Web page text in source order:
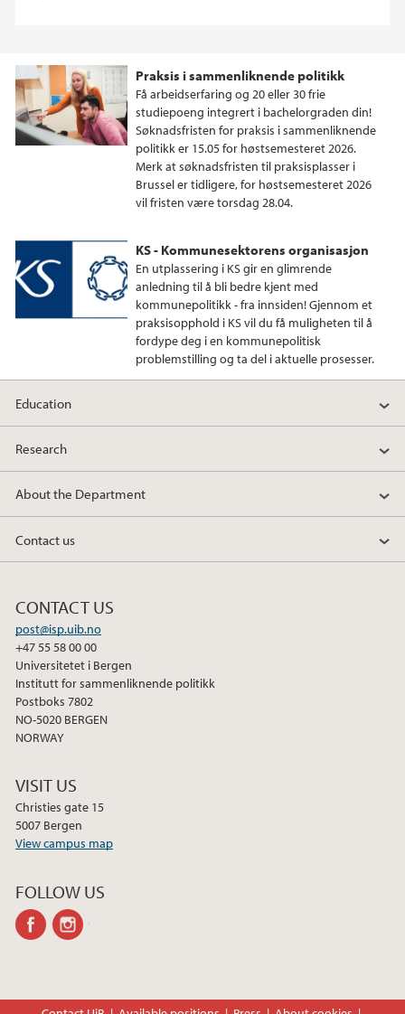
Praksis i sammenliknende politikk
Få arbeidserfaring og 20 eller 30 frie
studiepoeng integrert i bachelorgraden din!
Søknadsfristen for praksis i sammenliknende
politikk er 15.05 for høstsemesteret 2026.
Merk at søknadsfristen til praksisplasser i
Brussel er tidligere, for høstsemesteret 2026
vil fristen være torsdag 28.04.
KS - Kommunesektorens organisasjon
En utplassering i KS gir en glimrende
anledning til å bli bedre kjent med
kommunepolitikk - fra innsiden! Gjennom et
praksisopphold i KS vil du få muligheten til å
fordype deg i en kommunepolitisk
problemstilling og ta del i aktuelle prosesser.
Education
Research
About the Department
Contact us
CONTACT US
post@isp.uib.no
+47 55 58 00 00
Universitetet i Bergen
Institutt for sammenliknende politikk
Postboks 7802
NO-5020 BERGEN
NORWAY
VISIT US
Christies gate 15
5007 Bergen
View campus map
FOLLOW US
facebook